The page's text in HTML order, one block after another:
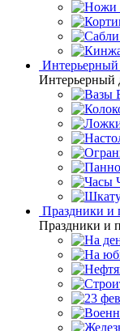
Интерьерный
Интерьерный
Праздники и
Праздники и